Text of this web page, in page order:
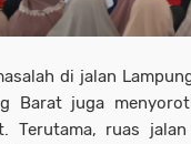
di jalan
Barat juga
Terutama, ruas